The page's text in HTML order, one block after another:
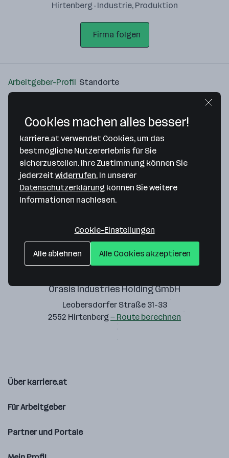
Hirtenberg · Industrie, Produktion
Firma folgen
Arbeitgeber-Profil Standorte
Bitte stimme unseren Cookie-
Richtlinien zu, um diese Karte
anzuzeigen.
Orasis Industries Holding GmbH
Leobersdorfer Straße 31-33
2552 Hirtenberg— Route berechnen
Über karriere.at
Für Arbeitgeber
Partner und Portale
Cookies machen alles besser!
karriere.at verwendet Cookies, um das
bestmögliche Nutzererlebnis für Sie
sicherzustellen. Ihre Zustimmung können Sie
jederzeitwiderrufen. In unserer
Datenschutzerklärung können Sie weitere
Informationen nachlesen.
Cookie-Einstellungen
Alle ablehnen Alle Cookies akzeptieren